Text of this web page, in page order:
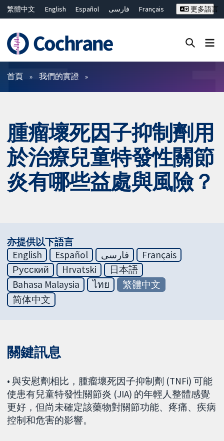
繁體中文 English Español فارسی
Français
ไทย
简体中文
更多語言
篩選條件
首頁 我們的實證
腫瘤壞死因子抑制劑用
於治療兒童特發性關節
炎有哪些益處與風險？
亦提供以下語言
English
Español فارسی
Français
Русский
Hrvatski
日本語
Bahasa Malaysia
ไทย
繁體中文
简体中文
關鍵訊息
• 與安慰劑相比，腫瘤壞死因子抑制劑 (TNFi) 可能
使患有兒童特發性關節炎 (JIA) 的年輕人整體感覺
更好，但尚未確定該藥物對關節功能、疼痛、疾病
控制和危害的影響。